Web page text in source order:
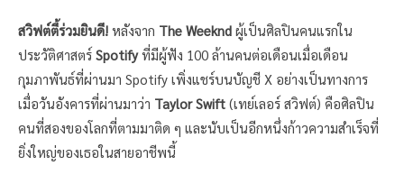
สวิฟต์ตี้ร่วมยินดี! หลังจาก The Weeknd ผู้เป็นศิลปินคนแรกใน
ประวัติศาสตร์ Spotifyที่มีผู้ฟัง 100 ล้านคนต่อเดือนเมื่อเดือน
กุมภาพันธ์ที่ผ่านมา Spotify เพิ่งแชร์บนบัญชี X อย่างเป็นทางการ
เมื่อวันอังคารที่ผ่านมาว่า Taylor Swift (เทย์เลอร์ สวิฟต์) คือศิลปิน
คนที่สองของโลกที่ตามมาติด ๆ และนับเป็นอีกหนึ่งก้าวความสำเร็จที่
ยิ่งใหญ่ของเธอในสายอาชีพนี้